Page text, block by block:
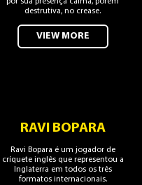
destrutiva, no crease.
VIEW MORE
RAVI BOPARA
Ravi Bopara é um jogador de
críquete inglês que representou a
Inglaterra em todos os três
formatos internacionais.